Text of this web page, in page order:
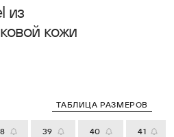
из
кожи
ТАБЛИЦА РАЗМЕРОВ
39 40 41